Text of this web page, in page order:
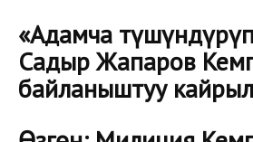
«Адамча
Садыр Жапаров
байланыштуу